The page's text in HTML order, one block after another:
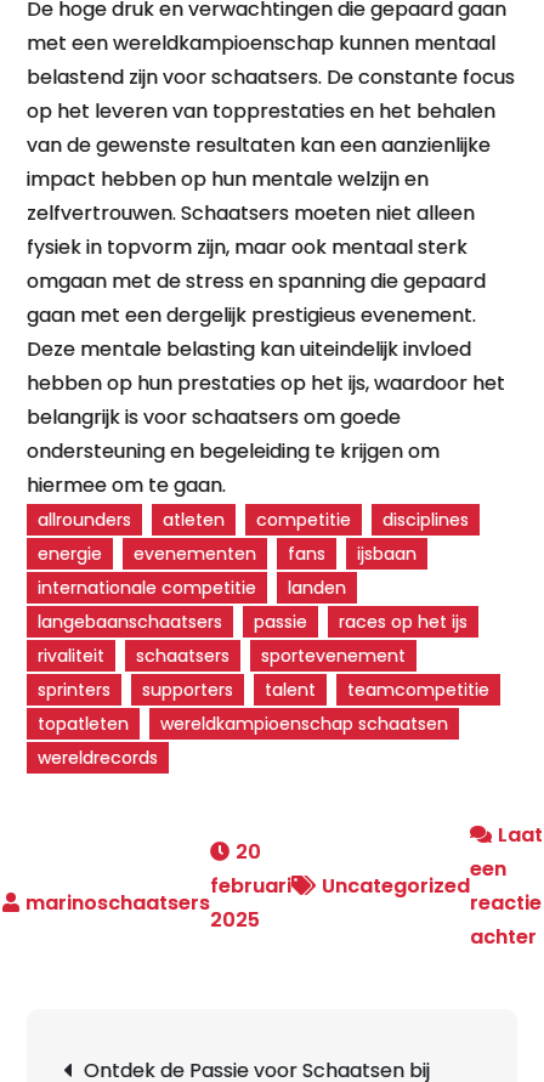
De hoge druk en verwachtingen die gepaard gaan
met een wereldkampioenschap kunnen mentaal
belastend zijn voor schaatsers. De constante focus
op het leveren van topprestaties en het behalen
van de gewenste resultaten kan een aanzienlijke
impact hebben op hun mentale welzijn en
zelfvertrouwen. Schaatsers moeten niet alleen
fysiek in topvorm zijn, maar ook mentaal sterk
omgaan met de stress en spanning die gepaard
gaan met een dergelijk prestigieus evenement.
Deze mentale belasting kan uiteindelijk invloed
hebben op hun prestaties op het ijs, waardoor het
belangrijk is voor schaatsers om goede
ondersteuning en begeleiding te krijgen om
hiermee om te gaan.
allrounders atleten competitie
disciplines
energie
evenementen fans
ijsbaan
internationale competitie
landen
langebaanschaatsers
passie
races op het ijs
rivaliteit
schaatsers
sportevenement
sprinters
supporters talent
teamcompetitie
topatleten
wereldkampioenschap schaatsen
wereldrecords
20
februari
2025
Uncategorized
Laat
een
reactie
achter
Ontdek de Passie voor Schaatsen bij